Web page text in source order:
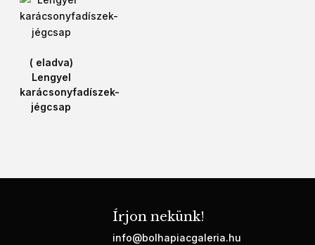
( eladva)
Lengyel
karácsonyfadíszek-
jégcsap
Írjon nekünk!
info@bolhapiacgaleria.hu